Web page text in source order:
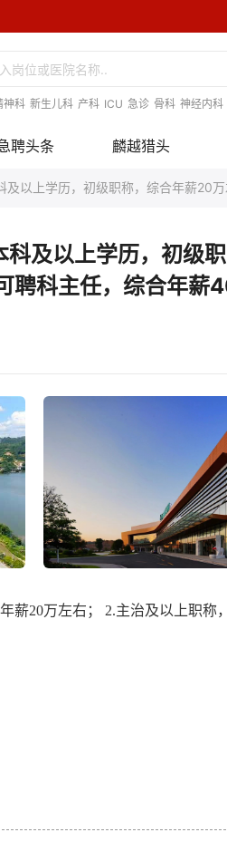
神科 新生儿科 产科 ICU 急诊 骨科 神经内科
聘头条 麟越猎头
以上学历，初级职称，综合年薪20
科及以上学历，初级职
聘科主任，综合年薪
薪20万左右； 2.主治及以上职称